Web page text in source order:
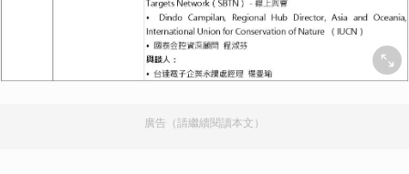
廣告（請繼續閱讀本文）